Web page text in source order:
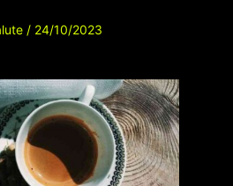
/ 24/10/2023